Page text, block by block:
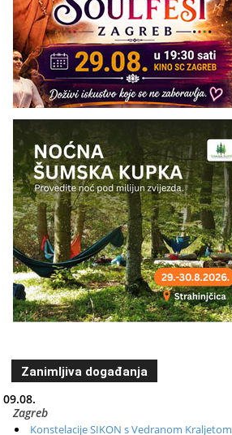
Zanimljiva događanja
09.08.
Zagreb
Konstelacije SIKON s Vedranom Kraljetom